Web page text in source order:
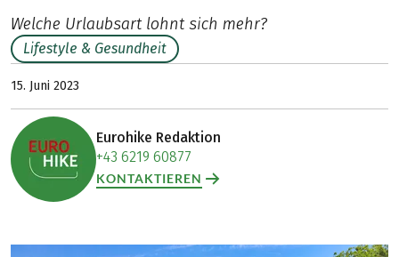
Welche Urlaubsart lohnt sich mehr?
Lifestyle & Gesundheit
15. Juni 2023
Eurohike Redaktion
+43 6219 60877
KONTAKTIEREN